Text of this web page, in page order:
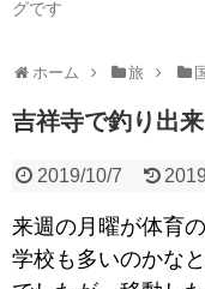
グです
ホーム 旅
吉祥寺で釣り出
2019/10/7
来週の月曜が体育
学校も多いのかな